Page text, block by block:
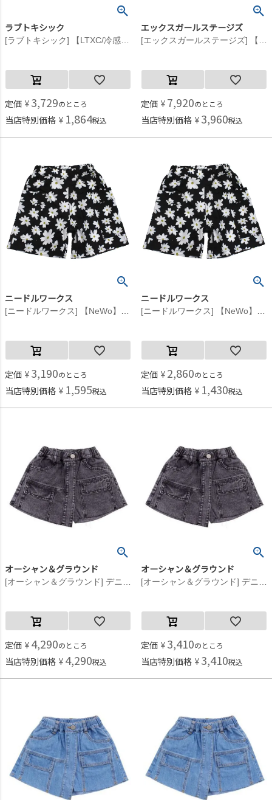
ラブトキシック
定価 ¥ 3,729のところ
当店特別価格 ¥ 1,864税込
エックスガールステージズ
定価 ¥ 7,920のところ
当店特別価格 ¥ 3,960税込
ニードルワークス
定価 ¥ 3,190のところ
当店特別価格 ¥ 1,595税込
ニードルワークス
定価 ¥ 2,860のところ
当店特別価格 ¥ 1,430税込
オーシャン＆グラウンド
定価 ¥ 4,290のところ
当店特別価格 ¥ 4,290税込
オーシャン＆グラウンド
定価 ¥ 3,410のところ
当店特別価格 ¥ 3,410税込